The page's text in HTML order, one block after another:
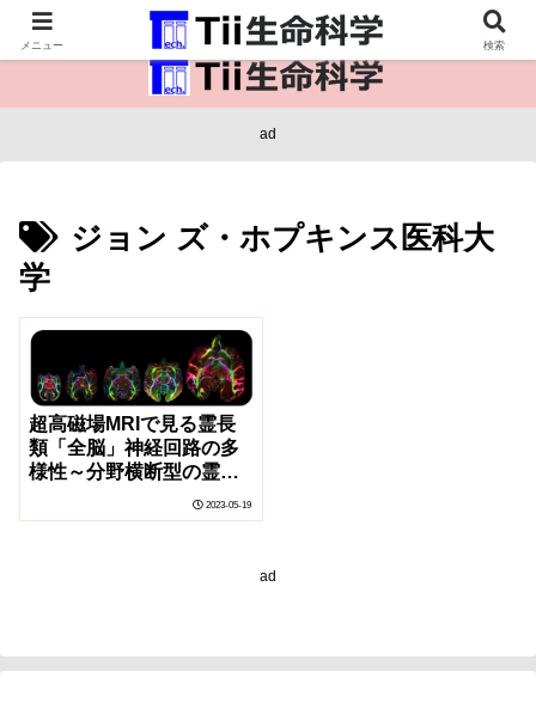
医療保健・生命・生物の情報インフラ。
ad
ジョン ズ・ホプキンス医科大
学
超高磁場MRIで見る霊長
類「全脳」神経回路の多
様性～分野横断型の霊長
類脳標本画像リポジトリ:
ヒト脳と精神・神経疾患
2023-05-19
ad
メニュー 検索